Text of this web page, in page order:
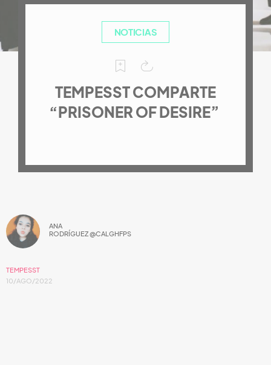
NOTICIAS
TEMPESST COMPARTE
“PRISONER OF DESIRE”
ANA
RODRÍGUEZ @CALGHFPS
TEMPESST
10/AGO/2022